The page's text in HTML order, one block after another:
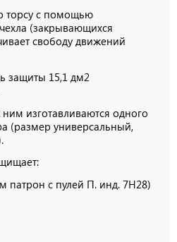
торсу с помощью
(закрывающихся
свободу движений
защиты 15,1 дм2
изготавливаются одного
(размер универсальный,
патрон с пулей П. инд. 7Н28)